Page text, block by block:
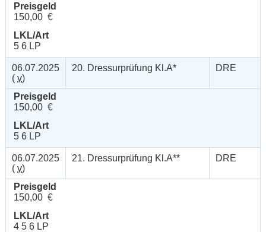
Preisgeld
150,00 €
LKL/Art
5 6 LP
06.07.2025
( v)
20. Dressurprüfung Kl.A* DRE
Preisgeld
150,00 €
LKL/Art
5 6 LP
06.07.2025
( v)
21. Dressurprüfung Kl.A** DRE
Preisgeld
150,00 €
LKL/Art
4 5 6 LP